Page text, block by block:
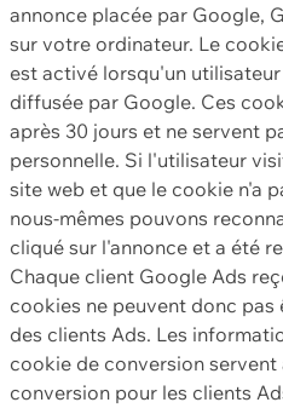
annonce placée par Google,
sur votre ordinateur. Le
est activé lorsqu'un
diffusée par Google. Ces
après 30 jours et ne servent
personnelle. Si l'utilisateur
site web et que le cookie n'a
nous-mêmes pouvons
cliqué sur l'annonce et a été
Chaque client Google Ads
cookies ne peuvent donc pas
des clients Ads. Les
cookie de conversion
conversion pour les clients